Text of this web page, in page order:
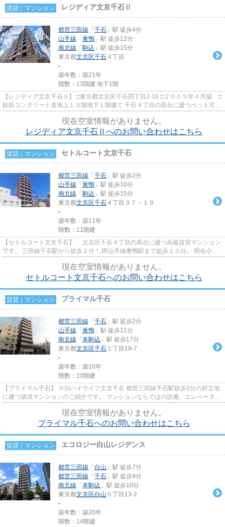
賃貸｜マンション レジディア文京千石Ⅱ
都営三田線 「 千石 」駅 徒歩4分
山手線 「 巣鴨 」駅 徒歩12分
南北線 「駒込 」駅 徒歩15分
東京都文京区千石 ４丁目
-
築年数：築21年
階数：13階建 地下1階
【レジディア文京千石Ⅱ】 □東京都文京区千石四丁目2-16 □２００５年４月築 □
鉄筋コンクリート造地上１３階地下１階建て 千石４丁目の高台に建つペット可高
現在空室情報がありません。
レジディア文京千石Ⅱへのお問い合わせはこちら
賃貸｜マンション セトルコート文京千石
都営三田線 「 千石 」駅 徒歩2分
山手線 「 巣鴨 」駅 徒歩10分
南北線 「駒込 」駅 徒歩15分
東京都文京区千石 ４丁目３７－１９
-
築年数：築11年
階数：11階建
【セトルコート文京千石】 文京区千石４丁目の高台に建つ高級賃貸マンション
です。 三田線千石駅から徒歩２分！JR山手線巣鴨駅まで徒歩１０分。 明化小学
現在空室情報がありません。
セトルコート文京千石へのお問い合わせはこちら
賃貸｜マンション プライマル千石
都営三田線 「 千石 」駅 徒歩2分
山手線 「 巣鴨 」駅 徒歩11分
南北線 「 本駒込 」駅 徒歩17分
東京都文京区千石 １丁目19-7
-
築年数：築10年
階数：10階建
【プライマル千石】 ※旧ハイライフ文京千石 都営三田線千石駅徒歩2分の好立地
に建つ築浅マンションのご紹介です。 マンションならではの設備、エレベータ
現在空室情報がありません。
プライマル千石へのお問い合わせはこちら
賃貸｜マンション エコロジー白山レジデンス
都営三田線 「 白山 」駅 徒歩7分
都営三田線 「 千石 」駅 徒歩9分
南北線 「 本駒込 」駅 徒歩10分
東京都文京区白山 ５丁目13-2
-
築年数：築20年
階数：14階建